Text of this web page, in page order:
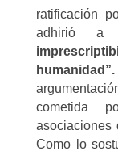
ratificación
adhirió
humanidad”.
cometida
asociaciones
Como lo